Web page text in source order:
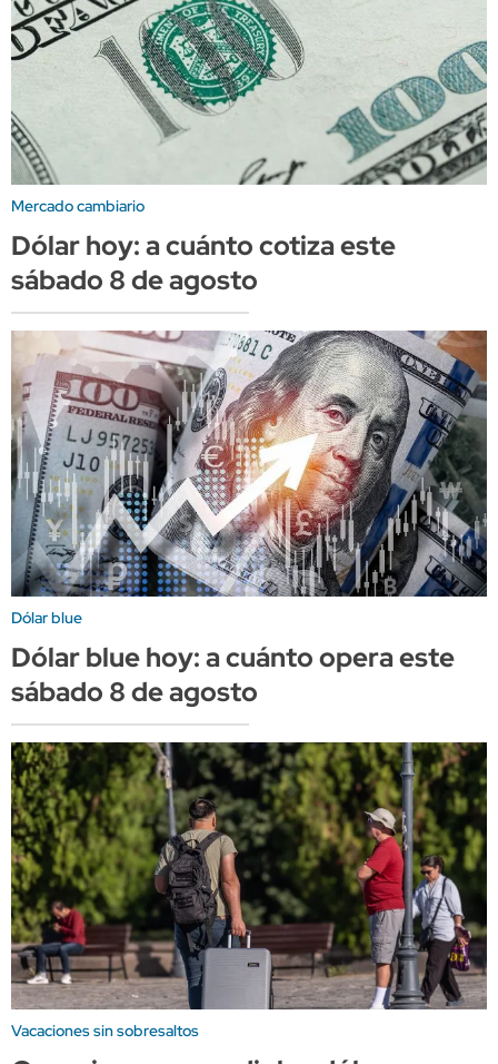
Mercado cambiario
Dólar hoy: a cuánto cotiza este
sábado 8 de agosto
Dólar blue
Dólar blue hoy: a cuánto opera este
sábado 8 de agosto
Vacaciones sin sobresaltos